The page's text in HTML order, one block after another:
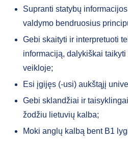
Supranti statybų
valdymo bendruosius
Gebi skaityti ir interpretuoti
informaciją, dalykiškai
veikloje;
Esi įgijęs (-usi) aukštąjį
Gebi sklandžiai ir
žodžiu lietuvių kalba;
Moki anglų kalbą bent B1